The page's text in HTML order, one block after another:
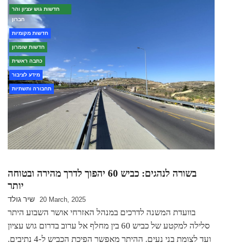
חדשות גוש עציון והר
חברון
חדשות מקומיות
חדשות שומרון
כתבה ראשית
מידע לציבור
תחבורה ותשתיות
בשורה לנהגים: כביש 60 יהפוך לדרך מהירה ובטוחה
יותר
שיר גולד 20 March, 2025
בוועדת המשנה לדרכים במנהל האזרחי אושר השבוע היתר
סלילה למקטע של כביש 60 בין מחלף אל ערוב בדרום גוש עציון
ועד לצומת בני נעים. ההיתר מאפשר הפיכת הכביש ל-4 נתיבים.